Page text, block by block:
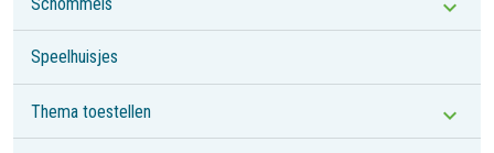
Speelhuisjes
Thema toestellen